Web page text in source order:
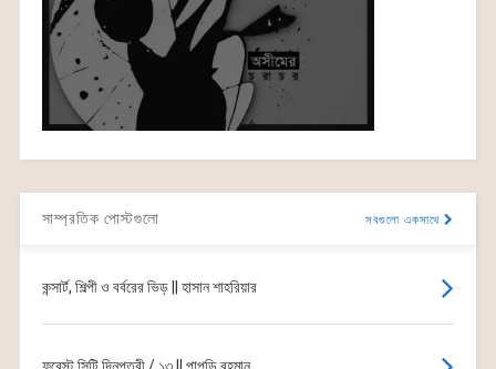
সাম্প্রতিক পোস্টগুলো সবগুলো একসাথে
কন্সার্ট, শিল্পী ও বর্বরের ভিড় || হাসান শাহরিয়ার